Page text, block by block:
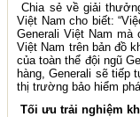
Chia sẻ về giải
Việt Nam cho biết:
Generali Việt Nam
Việt Nam trên bản đồ
của toàn thể đội ngũ
hàng, Generali sẽ tiếp
thị trường bảo hiểm
Tối ưu trải nghiệm